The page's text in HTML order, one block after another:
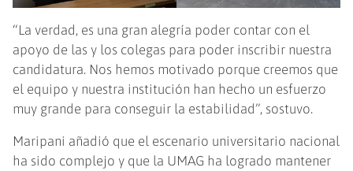
“La verdad, es una gran alegría poder contar con el
apoyo de las y los colegas para poder inscribir nuestra
candidatura. Nos hemos motivado porque creemos que
el equipo y nuestra institución han hecho un esfuerzo
muy grande para conseguir la estabilidad”, sostuvo.
Maripani añadió que el escenario universitario nacional
ha sido complejo y que la UMAG ha logrado mantener